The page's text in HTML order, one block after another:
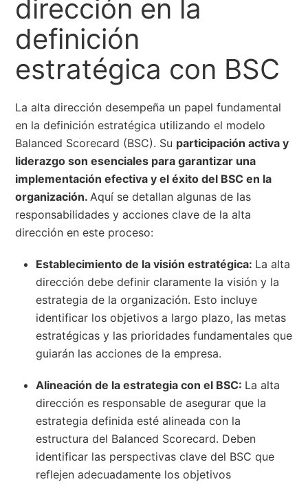
dirección en la
definición
estratégica con BSC
La alta dirección desempeña un papel fundamental
en la definición estratégica utilizando el modelo
Balanced Scorecard (BSC). Su participación activa y
liderazgo son esenciales para garantizar una
implementación efectiva y el éxito del BSC en la
organización. Aquí se detallan algunas de las
responsabilidades y acciones clave de la alta
dirección en este proceso:
Establecimiento de la visión estratégica: La alta
dirección debe definir claramente la visión y la
estrategia de la organización. Esto incluye
identificar los objetivos a largo plazo, las metas
estratégicas y las prioridades fundamentales que
guiarán las acciones de la empresa.
Alineación de la estrategia con el BSC: La alta
dirección es responsable de asegurar que la
estrategia definida esté alineada con la
estructura del Balanced Scorecard. Deben
identificar las perspectivas clave del BSC que
reflejen adecuadamente los objetivos